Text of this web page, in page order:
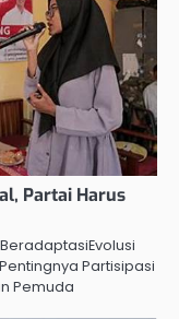
Partai Harus
Partisipasi
Pemuda